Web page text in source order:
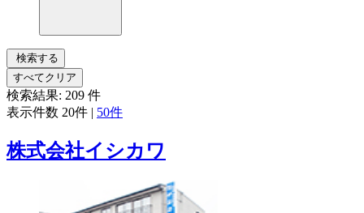
検索する
すべてクリア
検索結果: 209 件
表示件数 20件 | 50件
株式会社イシカワ